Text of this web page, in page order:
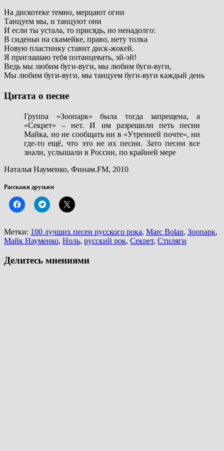
На дискотеке темно, мерцают огни
Танцуем мы, и танцуют они
И если ты устала, то присядь, но ненадолго:
В сиденьи на скамейке, право, нету толка
Новую пластинку ставит диск-жокей.
Я приглашаю тебя потанцевать, эй-эй!
Ведь мы любим буги-вуги, мы любим буги-вуги,
Мы любим буги-вуги, мы танцуем буги-вуги каждый день
Цитата о песне
Группа «Зоопарк» была тогда запрещена, а
«Секрет» – нет. И им разрешили петь песни
Майка, но не сообщать ни в «Утренней почте», ни
где-то ещё, что это не их песни. Зато песни все
знали, услышали в России, по крайней мере
Наталья Науменко, Финам.FM, 2010
Расскажи друзьям
Метки: 100 лучших песен русского рока, Marc Bolan, Зоопарк,
Майк Науменко, Ноль, русский рок, Секрет, Стиляги
Делитесь мнениями